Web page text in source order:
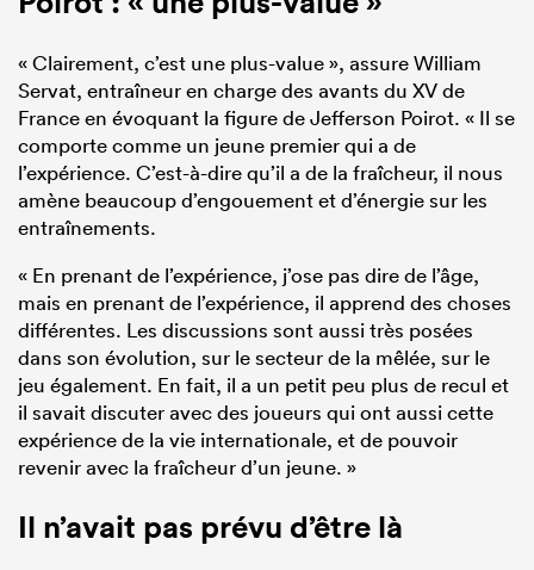
« Clairement, c’est une plus-value », assure William
Servat, entraîneur en charge des avants du XV de
France en évoquant la figure de Jefferson Poirot. « Il se
comporte comme un jeune premier qui a de
l’expérience. C’est-à-dire qu’il a de la fraîcheur, il nous
amène beaucoup d’engouement et d’énergie sur les
entraînements.
« En prenant de l’expérience, j’ose pas dire de l’âge,
mais en prenant de l’expérience, il apprend des choses
différentes. Les discussions sont aussi très posées
dans son évolution, sur le secteur de la mêlée, sur le
jeu également. En fait, il a un petit peu plus de recul et
il savait discuter avec des joueurs qui ont aussi cette
expérience de la vie internationale, et de pouvoir
revenir avec la fraîcheur d’un jeune. »
Il n’avait pas prévu d’être là